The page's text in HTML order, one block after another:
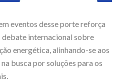
eventos desse porte reforça
debate internacional sobre
energética, alinhando-se aos
busca por soluções para os